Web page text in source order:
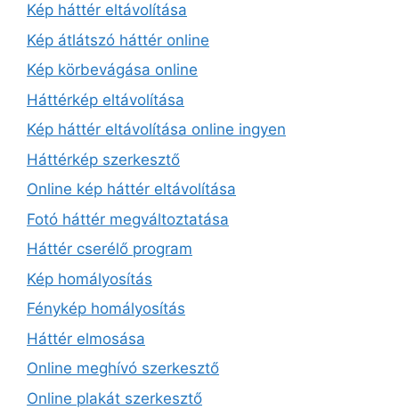
Kép háttér eltávolítása
Kép átlátszó háttér online
Kép körbevágása online
Háttérkép eltávolítása
Kép háttér eltávolítása online ingyen
Háttérkép szerkesztő
Online kép háttér eltávolítása
Fotó háttér megváltoztatása
Háttér cserélő program
Kép homályosítás
Fénykép homályosítás
Háttér elmosása
Online meghívó szerkesztő
Online plakát szerkesztő